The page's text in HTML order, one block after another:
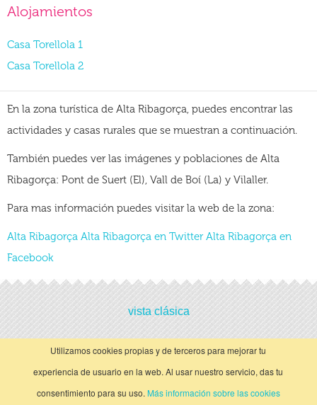
Alojamientos
Casa Torellola 1
Casa Torellola 2
En la zona turística de Alta Ribagorça, puedes encontrar las
actividades y casas rurales que se muestran a continuación.
También puedes ver las imágenes y poblaciones de Alta
Ribagorça: Pont de Suert (El), Vall de Boí (La) y Vilaller.
Para mas información puedes visitar la web de la zona:
Alta Ribagorça Alta Ribagorça en Twitter Alta Ribagorça en
Facebook
Utilizamos cookies propias y de terceros para mejorar tu
experiencia de usuario en la web. Al usar nuestro servicio, das tu
consentimiento para su uso. Más información sobre las cookies
vista clásica